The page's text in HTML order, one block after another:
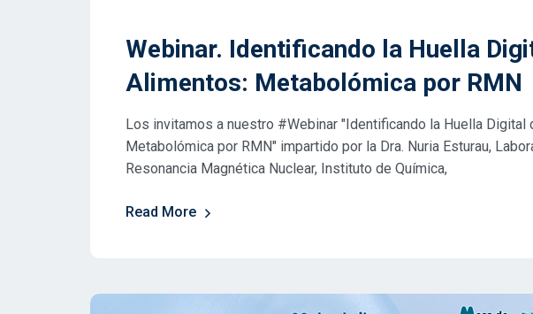
Webinar. Identificando la Huella
Alimentos: Metabolómica por RMN
Los invitamos a nuestro #Webinar "Identificando la Huella Digital
Metabolómica por RMN" impartido por la Dra. Nuria Esturau,
Resonancia Magnética Nuclear, Instituto de Química,
Read More